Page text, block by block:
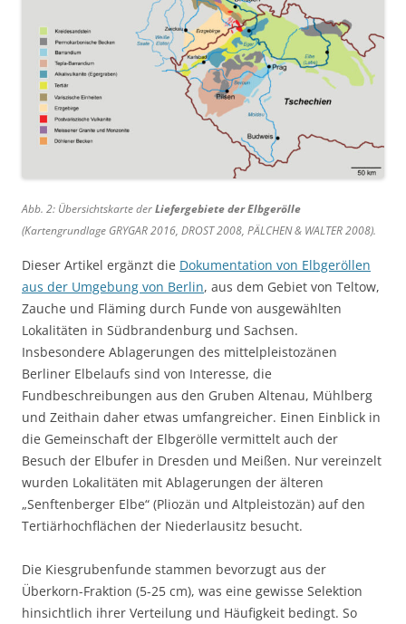
Abb. 2: Übersichtskarte derLiefergebiete der Elbgerölle
(Kartengrundlage GRYGAR 2016, DROST 2008, PÄLCHEN & WALTER 2008).
Dieser Artikel ergänzt die Dokumentation von Elbgeröllen
aus der Umgebung von Berlin, aus dem Gebiet von Teltow,
Zauche und Fläming durch Funde von ausgewählten
Lokalitäten in Südbrandenburg und Sachsen.
Insbesondere Ablagerungen des mittelpleistozänen
Berliner Elbelaufs sind von Interesse, die
Fundbeschreibungen aus den Gruben Altenau, Mühlberg
und Zeithain daher etwas umfangreicher. Einen Einblick in
die Gemeinschaft der Elbgerölle vermittelt auch der
Besuch der Elbufer in Dresden und Meißen. Nur vereinzelt
wurden Lokalitäten mit Ablagerungen der älteren
„Senftenberger Elbe“ (Pliozän und Altpleistozän) auf den
Tertiärhochflächen der Niederlausitz besucht.
Die Kiesgrubenfunde stammen bevorzugt aus der
Überkorn-Fraktion (5-25 cm), was eine gewisse Selektion
hinsichtlich ihrer Verteilung und Häufigkeit bedingt. So